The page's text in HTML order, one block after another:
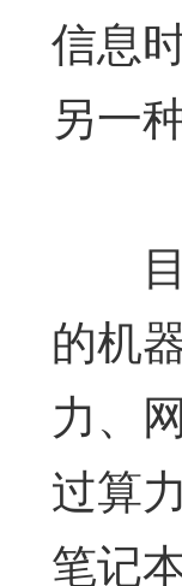
信息
另一
目
的机
力、
过算
笔记